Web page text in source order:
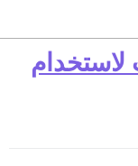
لاستخدام